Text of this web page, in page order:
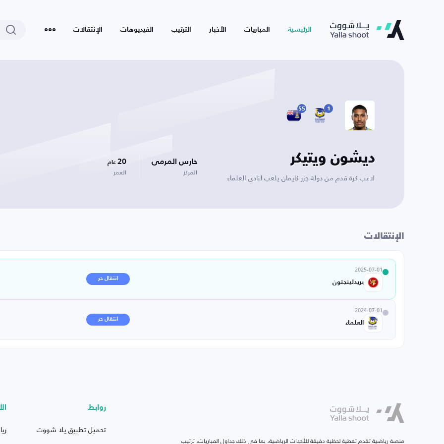
الرئيسية المباريات الأخبار الترتيب الفيديوهات الإنتقالات
1
55
ديشون ويتيكر
لاعب كرة قدم من دولة جزر كايمان يلعب لنادي العلماء
حارس المرمى
المركز
20 عام
العمر
الإنتقالات
2025-07-01
بريدلينجتون
انتقال حر
2024-07-01
العلماء
انتقال حر
منصة رياضية تقدم تغطية لحظية دقيقة للأحداث الرياضية، بما في ذلك جداول المباريات، ترتيب
روابط
تحميل تطبيق يلا شووت